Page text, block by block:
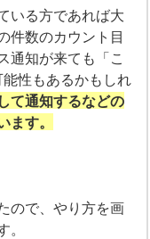
いる方であれば大
件数のカウント目
通知が来ても「こ
性もあるかもしれ
て通知するなどの
す。
ので、やり方を画